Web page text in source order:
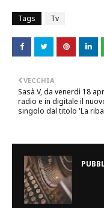
Tags Tv
VECCHIA
Sasà V, da venerdì 18
radio e in digitale il
singolo dal titolo 'La